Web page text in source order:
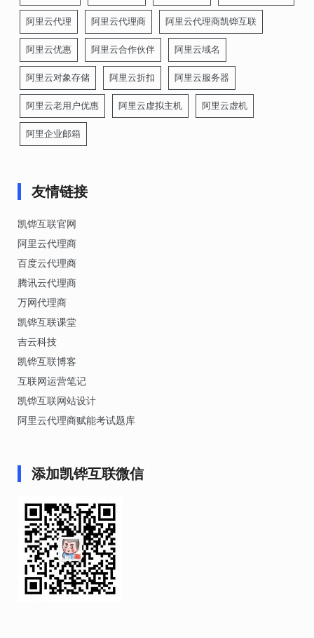
阿里云代理 阿里云代理商 阿里云代理商凯铧互联
阿里云优惠 阿里云合作伙伴 阿里云域名
阿里云对象存储 阿里云折扣 阿里云服务器
阿里云老用户优惠 阿里云虚拟主机 阿里云虚机
阿里企业邮箱
友情链接
凯铧互联官网
阿里云代理商
百度云代理商
腾讯云代理商
万网代理商
凯铧互联课堂
吉云科技
凯铧互联博客
互联网运营笔记
凯铧互联网站设计
阿里云代理商赋能考试题库
添加凯铧互联微信